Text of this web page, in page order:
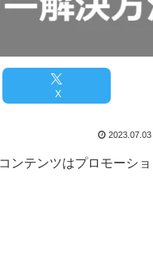
X
2023.07.03
ンテンツはプロモーシ